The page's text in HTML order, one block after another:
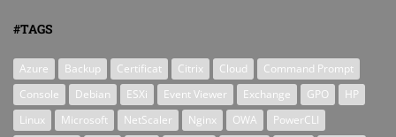
#TAGS
Azure Backup Certificat Citrix Cloud
Command Prompt
Console
Debian ESXi Event Viewer Exchange GPO
HP
Linux
Microsoft NetScaler Nginx OWA
PowerCLI